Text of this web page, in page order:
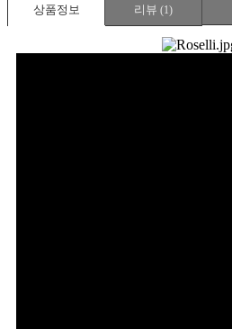
상품정보 리뷰 (1)